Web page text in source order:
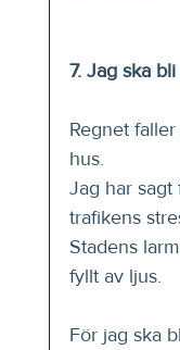
7. Jag ska
Regnet
hus.
Jag har sagt
trafikens
Stadens
fyllt av ljus.
För jag ska